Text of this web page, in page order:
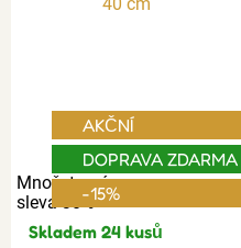
Množstevní
sleva 30%
AKČNÍ
DOPRAVA ZDARMA
-15%
Skladem 24 kusů